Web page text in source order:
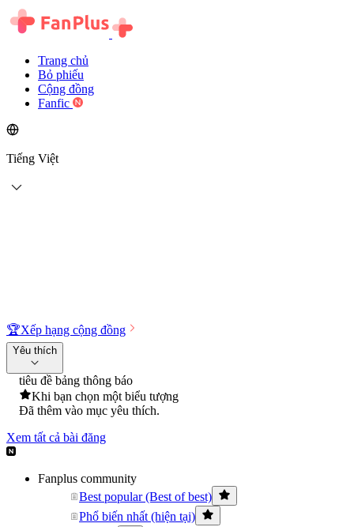
Trang chủ
Bỏ phiếu
Cộng đồng
Fanfic
Tiếng Việt
🏆Xếp hạng cộng đồng
Yêu thích
tiêu đề bảng thông báo
Khi bạn chọn một biểu tượng
Đã thêm vào mục yêu thích.
Xem tất cả bài đăng
Fanplus community
Best popular (Best of best)
Phổ biến nhất (hiện tại)